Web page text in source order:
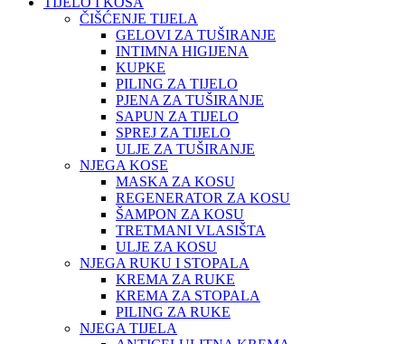
ČIŠĆENJE TIJELA
GELOVI ZA TUŠIRANJE
INTIMNA HIGIJENA
KUPKE
PILING ZA TIJELO
PJENA ZA TUŠIRANJE
SAPUN ZA TIJELO
SPREJ ZA TIJELO
ULJE ZA TUŠIRANJE
NJEGA KOSE
MASKA ZA KOSU
REGENERATOR ZA KOSU
ŠAMPON ZA KOSU
TRETMANI VLASIŠTA
ULJE ZA KOSU
NJEGA RUKU I STOPALA
KREMA ZA RUKE
KREMA ZA STOPALA
PILING ZA RUKE
NJEGA TIJELA